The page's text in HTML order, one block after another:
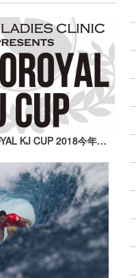
第51回MABOROYAL KJ CUP 2018今年も開催！エントリー受付中！